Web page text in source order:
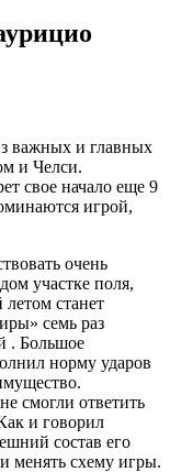
важных и главных
и Челси.
свое начало еще 9
игрой,
очень
участке поля,
станет
семь раз
. Большое
норму ударов
смогли ответить
и говорил
состав его
менять схему игры.